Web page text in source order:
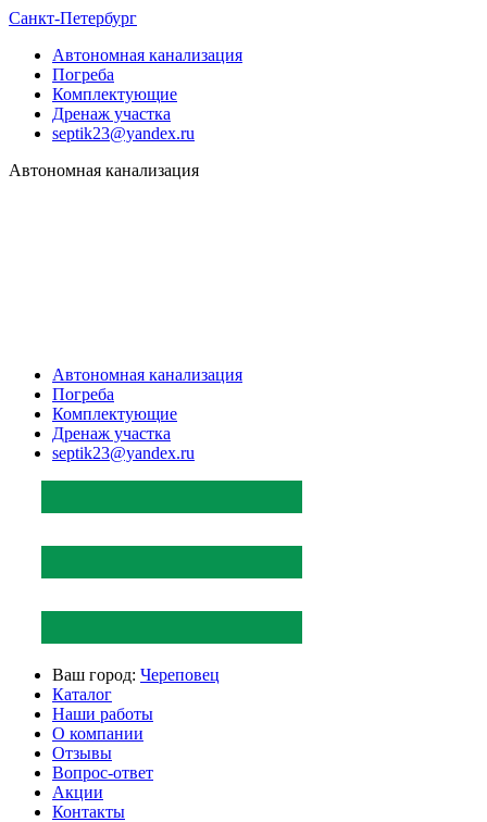
Санкт-Петербург
Автономная канализация
Погреба
Комплектующие
Дренаж участка
septik23@yandex.ru
Автономная канализация
Автономная канализация
Погреба
Комплектующие
Дренаж участка
septik23@yandex.ru
Ваш город: Череповец
Каталог
Наши работы
О компании
Отзывы
Вопрос-ответ
Акции
Контакты